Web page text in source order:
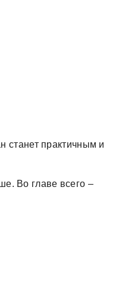
станет практичным и
Во главе всего –